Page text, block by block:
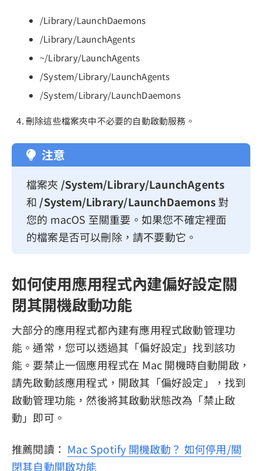
/Library/LaunchDaemons
/Library/LaunchAgents
~/Library/LaunchAgents
/System/Library/LaunchAgents
/System/Library/LaunchDaemons
刪除這些檔案夾中不必要的自動啟動服務。
注意
檔案夾 /System/Library/LaunchAgents
和 /System/Library/LaunchDaemons對
您的 macOS 至關重要。如果您不確定裡面
的檔案是否可以刪除，請不要動它。
如何使用應用程式內建偏好設定關
閉其開機啟動功能
大部分的應用程式都內建有應用程式啟動管理功
能。通常，您可以透過其「偏好設定」找到該功
能。要禁止一個應用程式在 Mac 開機時自動開啟，
請先啟動該應用程式，開啟其「偏好設定」，找到
啟動管理功能，然後將其啟動狀態改為「禁止啟
動」即可。
推薦閱讀： Mac Spotify 開機啟動？ 如何停用/關
閉其自動開啟功能